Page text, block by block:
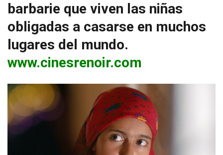
barbarie que viven las niñas
obligadas a casarse en muchos
lugares del mundo.
www.cinesrenoir.com